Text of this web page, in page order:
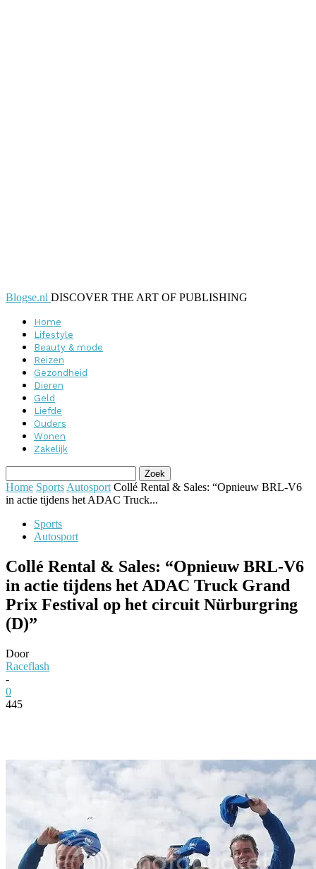
Blogse.nl DISCOVER THE ART OF PUBLISHING
Home
Lifestyle
Beauty & mode
Reizen
Gezondheid
Dieren
Geld
Liefde
Ouders
Wonen
Zakelijk
Home Sports Autosport Collé Rental & Sales: “Opnieuw BRL-V6
in actie tijdens het ADAC Truck...
Sports
Autosport
Collé Rental & Sales: “Opnieuw BRL-V6
in actie tijdens het ADAC Truck Grand
Prix Festival op het circuit Nürburgring
(D)”
Door
Raceflash
-
0
445